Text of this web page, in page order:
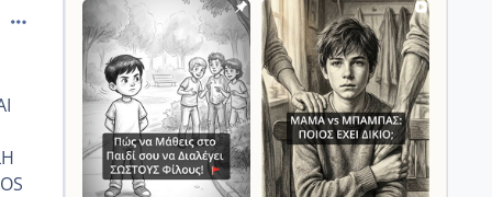
comment_14008